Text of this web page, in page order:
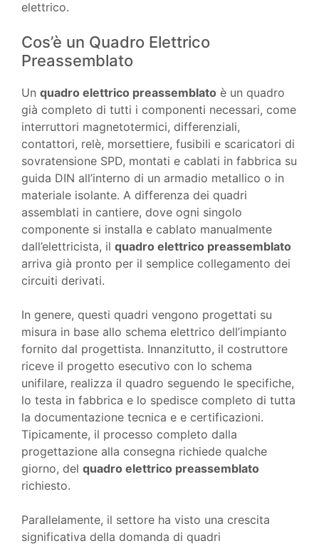
elettrico.
Cos’è un Quadro Elettrico
Preassemblato
Un quadro elettrico preassemblato è un quadro
già completo di tutti i componenti necessari, come
interruttori magnetotermici, differenziali,
contattori, relè, morsettiere, fusibili e scaricatori di
sovratensione SPD, montati e cablati in fabbrica su
guida DIN all’interno di un armadio metallico o in
materiale isolante. A differenza dei quadri
assemblati in cantiere, dove ogni singolo
componente si installa e cablato manualmente
dall’elettricista, il quadro elettrico preassemblato
arriva già pronto per il semplice collegamento dei
circuiti derivati.
In genere, questi quadri vengono progettati su
misura in base allo schema elettrico dell’impianto
fornito dal progettista. Innanzitutto, il costruttore
riceve il progetto esecutivo con lo schema
unifilare, realizza il quadro seguendo le specifiche,
lo testa in fabbrica e lo spedisce completo di tutta
la documentazione tecnica e e certificazioni.
Tipicamente, il processo completo dalla
progettazione alla consegna richiede qualche
giorno, del quadro elettrico preassemblato
richiesto.
Parallelamente, il settore ha visto una crescita
significativa della domanda di quadri